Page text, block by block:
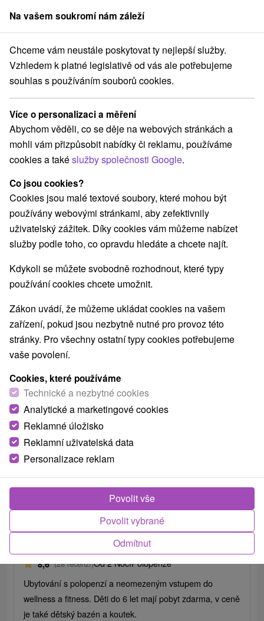
člen skupinySorger
Slovensku Jarní pobyty Stredné Slovensko Žilinský kraj
Jarní pobyty Belá
Kategorie
Všechny kategorie
Wellness pobyty(3)
Víkendové pobyty(1) Romantické pobyty
Rodinné pobyty (2)
Vyberte lokalitu nebo termín
Nejprodávanější
VŠECHNY TOP - NEJPRODÁVANĚJŠÍ NEJLEVNĚJŠÍ
Relax v kouzelném prostředí Malé Fatry: Pobyt
s polopenzí a neomezeným wellness
Village resort Hanuliak★★★★Belá
8,6 (28 recenzí)Od 2 NocíPolopenze
Ubytování s polopenzí a neomezeným vstupem do
wellness a fitness. Děti do 6 let mají pobyt zdarma, v ceně
je také dětský bazén a koutek.
Na vašem soukromí nám záleží
Chceme vám neustále poskytovat ty nejlepší služby.
Vzhledem k platné legislativě od vás ale potřebujeme
souhlas s používáním souborů cookies.
Více o personalizaci a měření
Abychom věděli, co se děje na webových stránkách a
mohli vám přizpůsobit nabídky či reklamu, používáme
cookies a takéslužby společnosti Google.
Co jsou cookies?
Cookies jsou malé textové soubory, které mohou být
používány webovými stránkami, aby zefektivnily
uživatelský zážitek. Díky cookies vám můžeme nabízet
služby podle toho, co opravdu hledáte a chcete najít.
Kdykoli se můžete svobodně rozhodnout, které typy
používání cookies chcete umožnit.
Zákon uvádí, že můžeme ukládat cookies na vašem
zařízení, pokud jsou nezbytně nutné pro provoz této
stránky. Pro všechny ostatní typy cookies potřebujeme
vaše povolení.
Cookies, které používáme
Technické a nezbytné cookies
Analytické a marketingové cookies
Reklamné úložisko
Reklamní uživatelská data
Personalizace reklam
Odmítnut
Povolit vybrané
Povolit vše